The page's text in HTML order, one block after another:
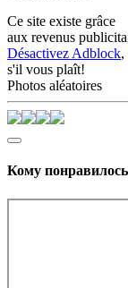
Ce site existe grâce
aux revenus
Désactivez Adblock,
s'il vous plaît!
Photos aléatoires
Кому понравилось